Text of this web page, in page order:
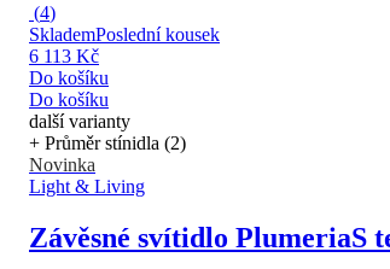
(4)
SklademPoslední kousek
6 113 Kč
Do košíku
Do košíku
další varianty
+ Průměr stínidla (2)
Novinka
Light & Living
Závěsné svítidlo PlumeriaS